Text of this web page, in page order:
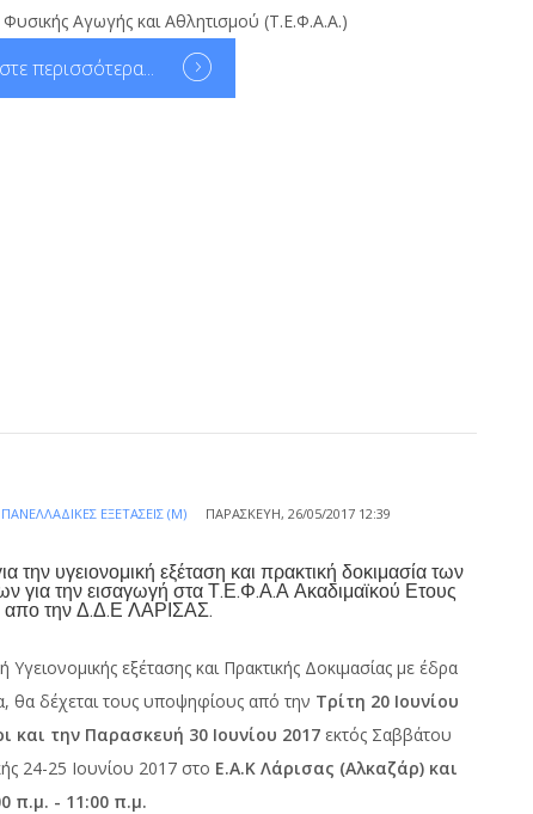
Φυσικής Αγωγής και Αθλητισμού (Τ.Ε.Φ.Α.Α.)
περισσότερα...
ΠΑΝΕΛΛΑΔΙΚΈΣ ΕΞΕΤΆΣΕΙΣ (Μ) ΠΑΡΑΣΚΕΥΉ, 26/05/2017 12:39
την υγειονομική εξέταση και πρακτική δοκιμασία των
για την εισαγωγή στα Τ.Ε.Φ.Α.Α Ακαδιμαϊκού Ετους
την Δ.Δ.Ε ΛΑΡΙΣΑΣ.
Υγειονομικής εξέτασης και Πρακτικής Δοκιμασίας με έδρα
θα δέχεται τους υποψηφίους από την Τρίτη 20 Ιουνίου
και την Παρασκευή 30 Ιουνίου 2017 εκτός Σαββάτου
24-25 Ιουνίου 2017 στο Ε.Α.Κ Λάρισας (Αλκαζάρ) και
π.μ. - 11:00 π.μ.